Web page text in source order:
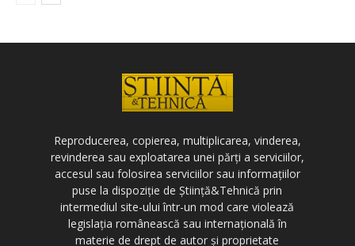
Reproducerea, copierea, multiplicarea, vinderea,
revinderea sau exploatarea unei părți a serviciilor,
accesul sau folosirea serviciilor sau informațiilor
puse la dispoziție de Știință&Tehnică prin
intermediul site-ului într-un mod care violează
legislația românească sau internațională în
materie de drept de autor și proprietate